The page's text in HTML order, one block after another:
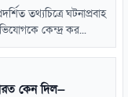
তথ্যচিত্রে ঘটনাপ্রবাহ
কেন্দ্র কর...
কেন দিল—